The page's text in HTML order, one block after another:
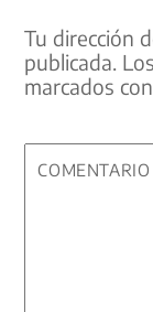
Tu dirección
publicada.
marcados